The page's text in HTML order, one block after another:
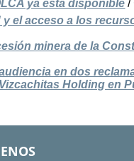
ya está disponible /
el acceso a los
minera de la
en dos
Holding en